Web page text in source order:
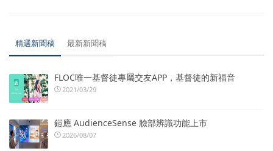
精選新聞稿 最新新聞稿
FLOC唯一基督徒專屬交友APP，基督徒的新福音
2021/03/29
鎧應 AudienceSense 臉部辨識功能上市
2026/08/07